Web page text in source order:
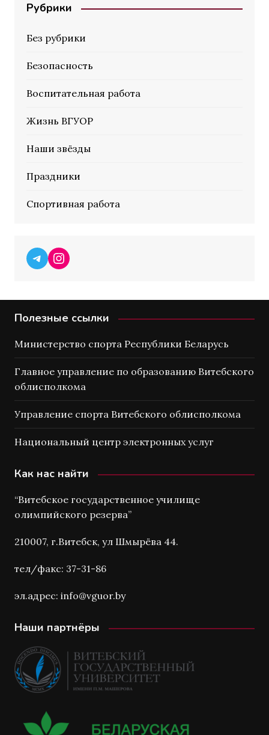
Рубрики
Без рубрики
Безопасность
Воспитательная работа
Жизнь ВГУОР
Наши звёзды
Праздники
Спортивная работа
Telegram
Instagram
Полезные ссылки
Министерство спорта Республики Беларусь
Главное управление по образованию Витебского
облисполкома
Управление спорта Витебского облисполкома
Национальный центр электронных услуг
Как нас найти
“Витебское государственное училище
олимпийского резерва”
210007, г.Витебск, ул Шмырёва 44.
тел/факс: 37-31-86
эл.адрес: info@vguor.by
Наши партнёры